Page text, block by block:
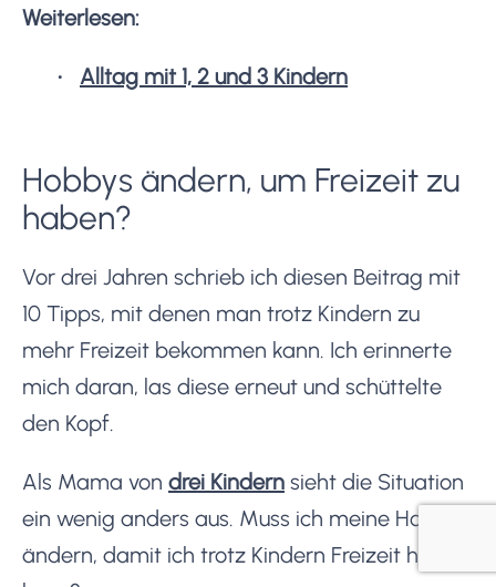
Weiterlesen:
Alltag mit 1, 2 und 3 Kindern
Hobbys ändern, um Freizeit zu
haben?
Vor drei Jahren schrieb ich diesen Beitrag mit
10 Tipps, mit denen man trotz Kindern zu
mehr Freizeit bekommen kann. Ich erinnerte
mich daran, las diese erneut und schüttelte
den Kopf.
Als Mama von drei Kindern sieht die Situation
ein wenig anders aus. Muss ich meine Hobbys
ändern, damit ich trotz Kindern Freizeit haben